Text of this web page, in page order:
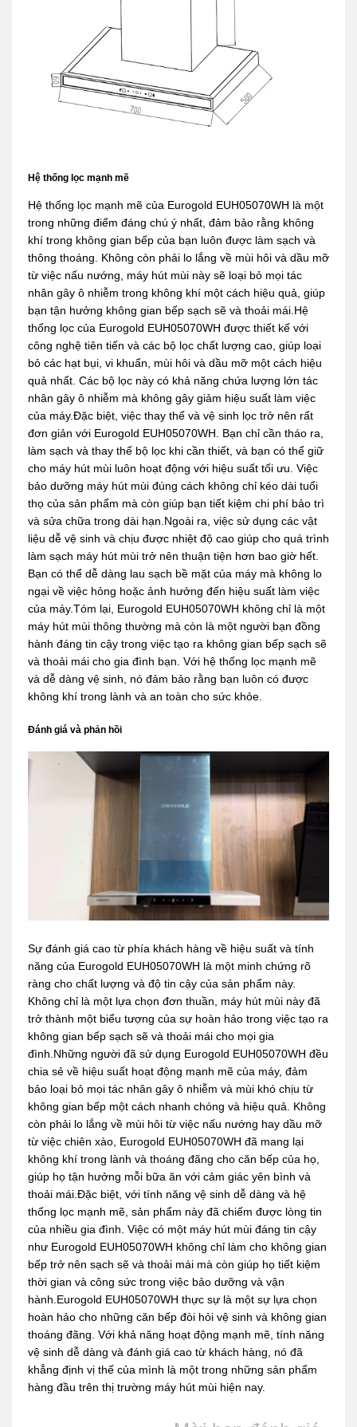
Hệ thống lọc mạnh mẽ
Hệ thống lọc mạnh mẽ của Eurogold EUH05070WH là một
trong những điểm đáng chú ý nhất, đảm bảo rằng không
khí trong không gian bếp của bạn luôn được làm sạch và
thông thoáng. Không còn phải lo lắng về mùi hôi và dầu mỡ
từ việc nấu nướng, máy hút mùi này sẽ loại bỏ mọi tác
nhân gây ô nhiễm trong không khí một cách hiệu quả, giúp
bạn tận hưởng không gian bếp sạch sẽ và thoải mái.Hệ
thống lọc của Eurogold EUH05070WH được thiết kế với
công nghệ tiên tiến và các bộ lọc chất lượng cao, giúp loại
bỏ các hạt bụi, vi khuẩn, mùi hôi và dầu mỡ một cách hiệu
quả nhất. Các bộ lọc này có khả năng chứa lượng lớn tác
nhân gây ô nhiễm mà không gây giảm hiệu suất làm việc
của máy.Đặc biệt, việc thay thế và vệ sinh lọc trở nên rất
đơn giản với Eurogold EUH05070WH. Bạn chỉ cần tháo ra,
làm sạch và thay thế bộ lọc khi cần thiết, và bạn có thể giữ
cho máy hút mùi luôn hoạt động với hiệu suất tối ưu. Việc
bảo dưỡng máy hút mùi đúng cách không chỉ kéo dài tuổi
thọ của sản phẩm mà còn giúp bạn tiết kiệm chi phí bảo trì
và sửa chữa trong dài hạn.Ngoài ra, việc sử dụng các vật
liệu dễ vệ sinh và chịu được nhiệt độ cao giúp cho quá trình
làm sạch máy hút mùi trở nên thuận tiện hơn bao giờ hết.
Bạn có thể dễ dàng lau sạch bề mặt của máy mà không lo
ngại về việc hỏng hoặc ảnh hưởng đến hiệu suất làm việc
của máy.Tóm lại, Eurogold EUH05070WH không chỉ là một
máy hút mùi thông thường mà còn là một người bạn đồng
hành đáng tin cậy trong việc tạo ra không gian bếp sạch sẽ
và thoải mái cho gia đình bạn. Với hệ thống lọc mạnh mẽ
và dễ dàng vệ sinh, nó đảm bảo rằng bạn luôn có được
không khí trong lành và an toàn cho sức khỏe.
Đánh giá và phản hồi
Sự đánh giá cao từ phía khách hàng về hiệu suất và tính
năng của Eurogold EUH05070WH là một minh chứng rõ
ràng cho chất lượng và độ tin cậy của sản phẩm này.
Không chỉ là một lựa chọn đơn thuần, máy hút mùi này đã
trở thành một biểu tượng của sự hoàn hảo trong việc tạo ra
không gian bếp sạch sẽ và thoải mái cho mọi gia
đình.Những người đã sử dụng Eurogold EUH05070WH đều
chia sẻ về hiệu suất hoạt động mạnh mẽ của máy, đảm
bảo loại bỏ mọi tác nhân gây ô nhiễm và mùi khó chịu từ
không gian bếp một cách nhanh chóng và hiệu quả. Không
còn phải lo lắng về mùi hôi từ việc nấu nướng hay dầu mỡ
từ việc chiên xào, Eurogold EUH05070WH đã mang lại
không khí trong lành và thoáng đãng cho căn bếp của họ,
giúp họ tận hưởng mỗi bữa ăn với cảm giác yên bình và
thoải mái.Đặc biệt, với tính năng vệ sinh dễ dàng và hệ
thống lọc mạnh mẽ, sản phẩm này đã chiếm được lòng tin
của nhiều gia đình. Việc có một máy hút mùi đáng tin cậy
như Eurogold EUH05070WH không chỉ làm cho không gian
bếp trở nên sạch sẽ và thoải mái mà còn giúp họ tiết kiệm
thời gian và công sức trong việc bảo dưỡng và vận
hành.Eurogold EUH05070WH thực sự là một sự lựa chọn
hoàn hảo cho những căn bếp đòi hỏi vệ sinh và không gian
thoáng đãng. Với khả năng hoạt động mạnh mẽ, tính năng
vệ sinh dễ dàng và đánh giá cao từ khách hàng, nó đã
khẳng định vị thế của mình là một trong những sản phẩm
hàng đầu trên thị trường máy hút mùi hiện nay.